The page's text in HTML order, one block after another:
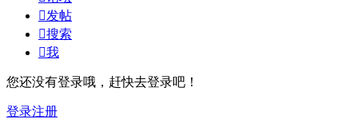
发帖
搜索
我
您还没有登录哦，赶快去登录吧！
登录注册